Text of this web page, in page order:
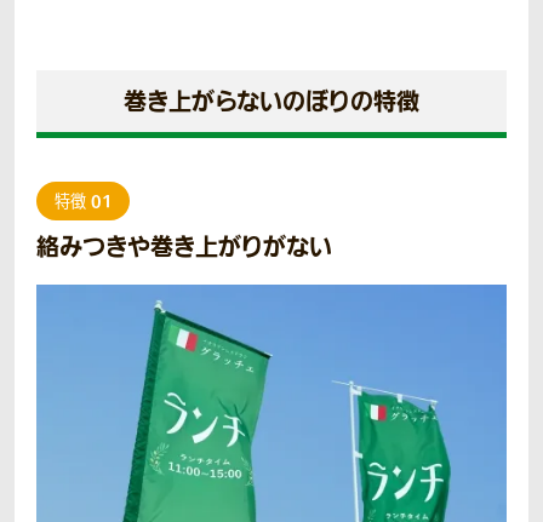
巻き上がらないのぼりの特徴
特徴 01
絡みつきや巻き上がりがない